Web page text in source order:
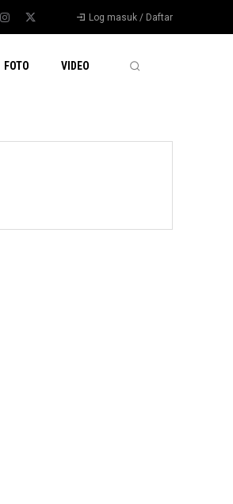
Log masuk / Daftar
FOTO VIDEO